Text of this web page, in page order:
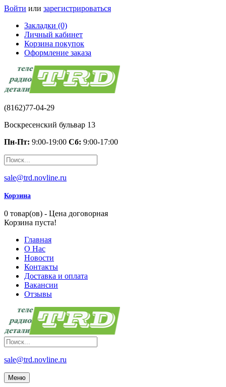
Войти или зарегистрироваться
Закладки (0)
Личный кабинет
Корзина покупок
Оформление заказа
(8162)77-04-29
Воскресенский бульвар 13
Пн-Пт: 9:00-19:00 Сб: 9:00-17:00
sale@trd.novline.ru
Корзина
0 товар(ов) - Цена договорная
Корзина пуста!
Главная
О Нас
Новости
Контакты
Доставка и оплата
Вакансии
Отзывы
sale@trd.novline.ru
Меню